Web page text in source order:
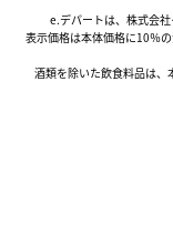
e.デパートは、株式会
表示価格は本体価格に10％
酒類を除いた飲食料品は